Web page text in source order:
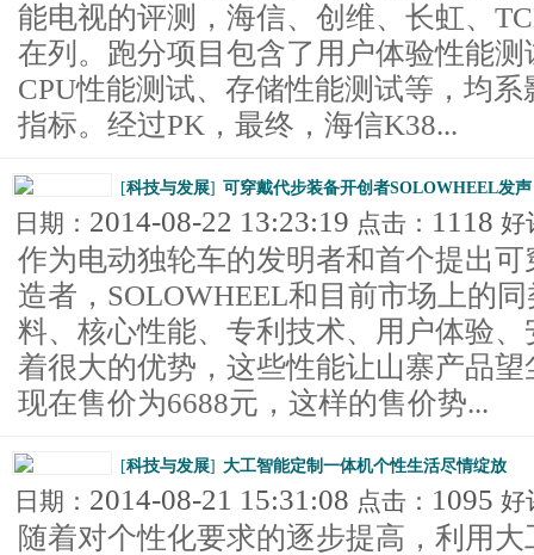
能电视的评测，海信、创维、长虹、
在列。跑分项目包含了用户体验性能
CPU性能测试、存储性能测试等，均
指标。经过PK，最终，海信K38...
[科技与发展] 可穿戴代步装备开创者SOLOWHEEL发声
日期： 2014-08-22 13:23:19 点击： 1118 好
作为电动独轮车的发明者和首个提出
造者，SOLOWHEEL和目前市场上的
料、核心性能、专利技术、用户体验
着很大的优势，这些性能让山寨产品望
现在售价为6688元，这样的售价势...
[科技与发展] 大工智能定制一体机个性生活尽情绽放
日期： 2014-08-21 15:31:08 点击： 1095 好
随着对个性化要求的逐步提高，利用